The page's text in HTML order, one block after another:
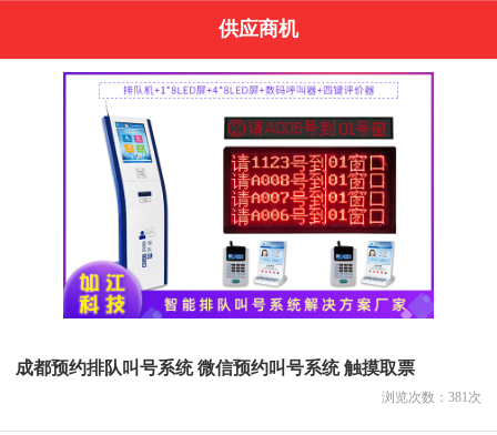
供应商机
成都预约排队叫号系统 微信预约叫号系统 触摸取票
浏览次数： 381 次